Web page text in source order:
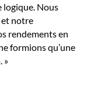
logique. Nous
et notre
rendements en
formions qu’une
»